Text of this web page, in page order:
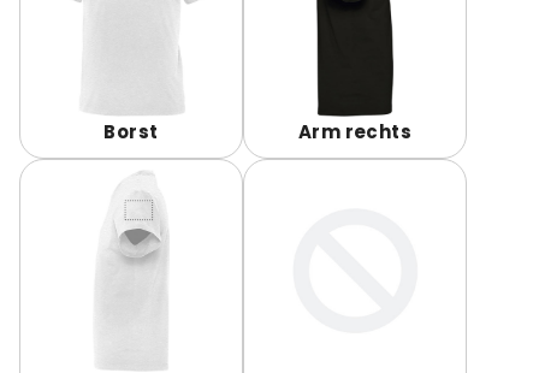
Borst Arm rechts